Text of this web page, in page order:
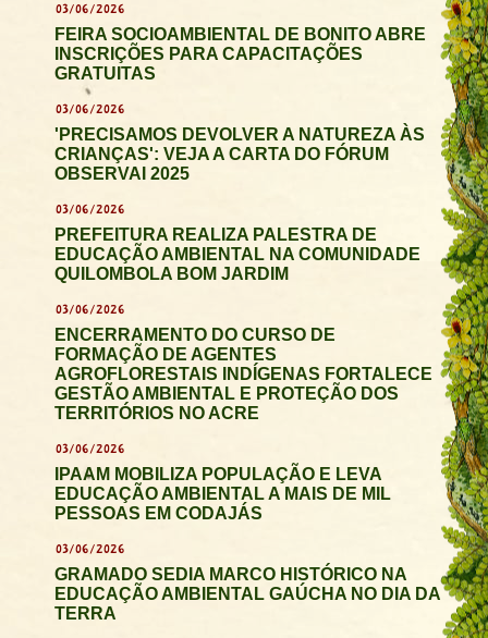
03/06/2026
FEIRA SOCIOAMBIENTAL DE BONITO ABRE
INSCRIÇÕES PARA CAPACITAÇÕES
GRATUITAS
03/06/2026
'PRECISAMOS DEVOLVER A NATUREZA ÀS
CRIANÇAS': VEJA A CARTA DO FÓRUM
OBSERVAI 2025
03/06/2026
PREFEITURA REALIZA PALESTRA DE
EDUCAÇÃO AMBIENTAL NA COMUNIDADE
QUILOMBOLA BOM JARDIM
03/06/2026
ENCERRAMENTO DO CURSO DE
FORMAÇÃO DE AGENTES
AGROFLORESTAIS INDÍGENAS FORTALECE
GESTÃO AMBIENTAL E PROTEÇÃO DOS
TERRITÓRIOS NO ACRE
03/06/2026
IPAAM MOBILIZA POPULAÇÃO E LEVA
EDUCAÇÃO AMBIENTAL A MAIS DE MIL
PESSOAS EM CODAJÁS
03/06/2026
GRAMADO SEDIA MARCO HISTÓRICO NA
EDUCAÇÃO AMBIENTAL GAÚCHA NO DIA DA
TERRA